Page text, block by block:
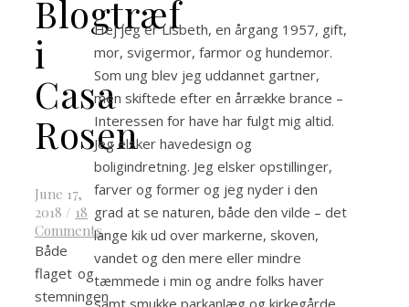
Blogtræf
i
Casa
Rosen
June 17,
2018 / 18
Comments
Både
flaget og
stemningen
Hej jeg er Lisbeth, en årgang 1957, gift,
mor, svigermor, farmor og hundemor.
Som ung blev jeg uddannet gartner,
men skiftede efter en årrække brance –
Interessen for have har fulgt mig altid.
Jeg elsker havedesign og
boligindretning. Jeg elsker opstillinger,
farver og former og jeg nyder i den
grad at se naturen, både den vilde – det
lange kik ud over markerne, skoven,
vandet og den mere eller mindre
tæmmede i min og andre folks haver
samt smukke parkanlæg og kirkegårde.